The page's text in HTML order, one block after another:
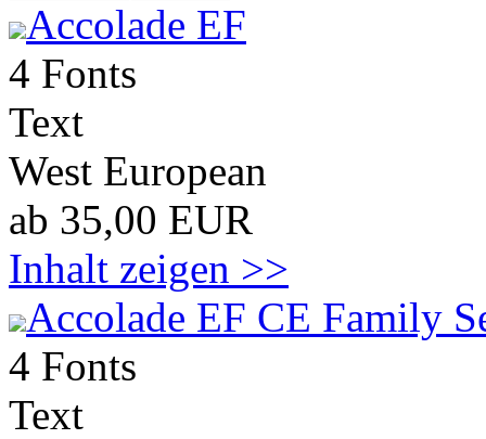
Accolade EF
4 Fonts
Text
West European
ab 35,00 EUR
Inhalt zeigen >>
Accolade EF CE Family
4 Fonts
Text